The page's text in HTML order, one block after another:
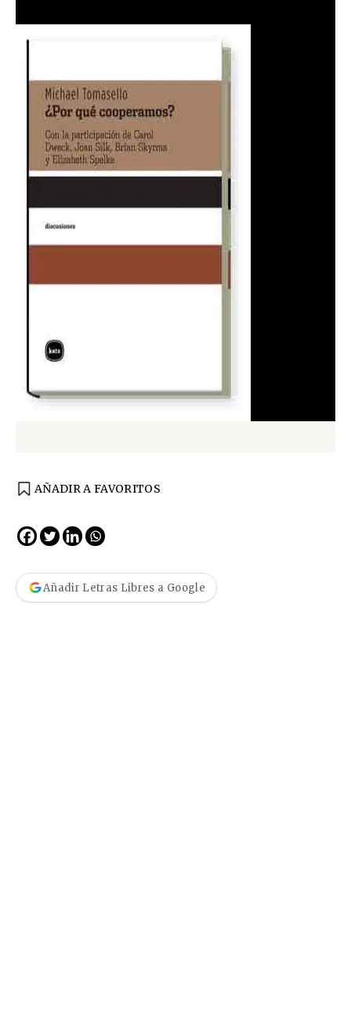
AÑADIR A FAVORITOS
Añadir Letras Libres a Google